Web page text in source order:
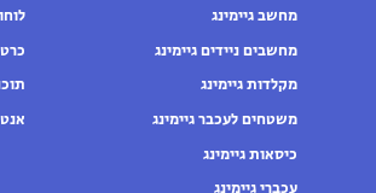
מחשב גיימינג
מחשבים ניידים גיימינג
מקלדות גיימינג
משטחים לעכבר גיימינג
כיסאות גיימינג